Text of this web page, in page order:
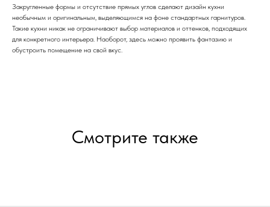
Закругленные формы и отсутствие прямых углов сделают дизайн кухни
необычным и оригинальным, выделяющимся на фоне стандартных гарнитуров.
Такие кухни никак не ограничивают выбор материалов и оттенков, подходящих
для конкретного интерьера. Наоборот, здесь можно проявить фантазию и
обустроить помещение на свой вкус.
Смотрите также